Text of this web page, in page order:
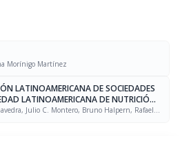
Morínigo Martínez
LATINOAMERICANA DE SOCIEDADES
LATINOAMERICANA DE NUTRICIÓN
Julio C. Montero, Bruno Halpern, Rafael